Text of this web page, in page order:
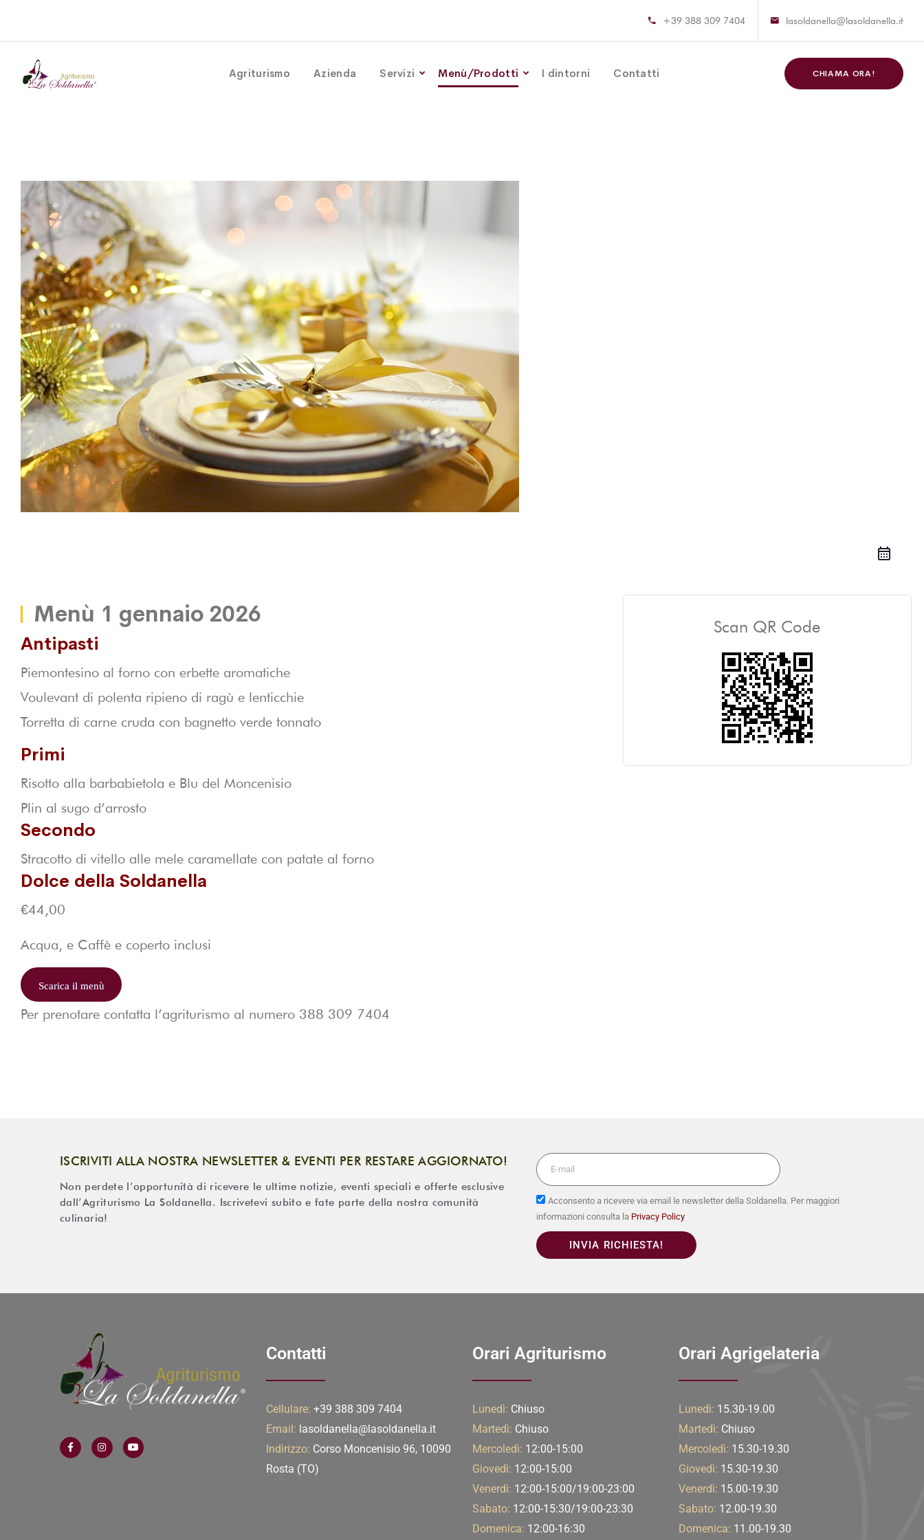
+39 388 309 7404 lasoldanella@lasoldanella.it
Agriturismo Azienda Servizi Menù/Prodotti I dintorni Contatti CHIAMA ORA!
Menù 1 gennaio 2026
Antipasti
Piemontesino al forno con erbette aromatiche
Voulevant di polenta ripieno di ragù e lenticchie
Torretta di carne cruda con bagnetto verde tonnato
Primi
Risotto alla barbabietola e Blu del Moncenisio
Plin al sugo d’arrosto
Secondo
Stracotto di vitello alle mele caramellate con patate al forno
Dolce della Soldanella
€44,00
Acqua, e Caffè e coperto inclusi
Scarica il menù
Per prenotare contatta l’agriturismo al numero 388 309 7404
Scan QR Code
ISCRIVITI ALLA NOSTRA NEWSLETTER & EVENTI PER RESTARE AGGIORNATO!
Non perdete l’opportunità di ricevere le ultime notizie, eventi speciali e offerte esclusive
dall’Agriturismo La Soldanella. Iscrivetevi subito e fate parte della nostra comunità
culinaria!
Acconsento a ricevere via email le newsletter della Soldanella. Per maggiori
informazioni consulta la Privacy Policy
INVIA RICHIESTA!
Contatti
Cellulare: +39 388 309 7404
Email: lasoldanella@lasoldanella.it
Indirizzo: Corso Moncenisio 96, 10090
Rosta (TO)
Orari Agriturismo
Lunedì: Chiuso
Martedì: Chiuso
Mercoledì: 12:00-15:00
Giovedì: 12:00-15:00
Venerdì: 12:00-15:00/19:00-23:00
Sabato: 12:00-15:30/19:00-23:30
Domenica: 12:00-16:30
Orari Agrigelateria
Lunedì: 15.30-19.00
Martedì: Chiuso
Mercoledì: 15.30-19.30
Giovedì: 15.30-19.30
Venerdì: 15.00-19.30
Sabato: 12.00-19.30
Domenica: 11.00-19.30